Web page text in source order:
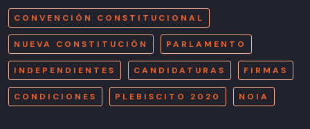
CONVENCIÓN CONSTITUCIONAL
NUEVA CONSTITUCIÓN PARLAMENTO
INDEPENDIENTES CANDIDATURAS FIRMAS
CONDICIONES PLEBISCITO 2020 NOIA